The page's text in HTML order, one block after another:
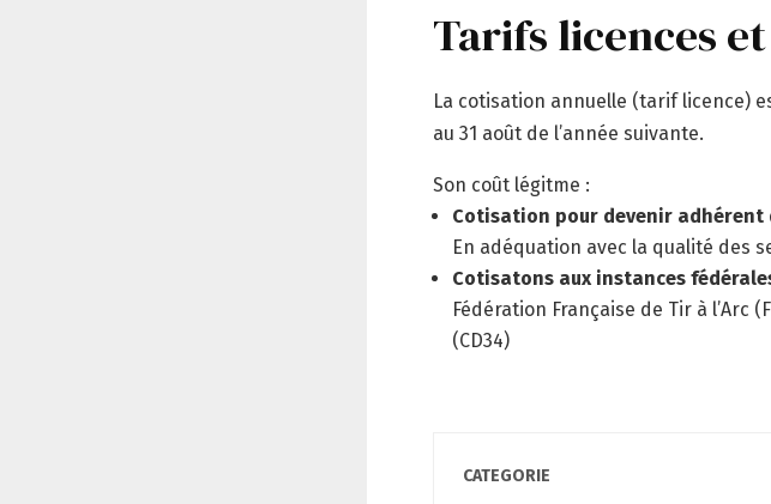
Tarifs licences
La cotisation annuelle (tarif licence)
au 31 août de l’année suivante.
Son coût légitme :
Cotisation pour devenir adhérent
En adéquation avec la qualité des
Cotisatons aux instances
Fédération Française de Tir à l’Arc
(CD34)
CATEGORIE